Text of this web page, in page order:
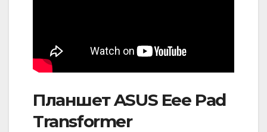
Планшет ASUS Eee Pad
Transformer